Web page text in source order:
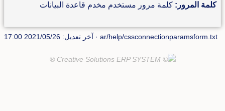
كلمة المرور: كلمة مرور مستخدم مخدم قاعدة البيانات
ar/help/cssconnectionparamsform.txt · آخر تعديل: 2021/05/26 17:00